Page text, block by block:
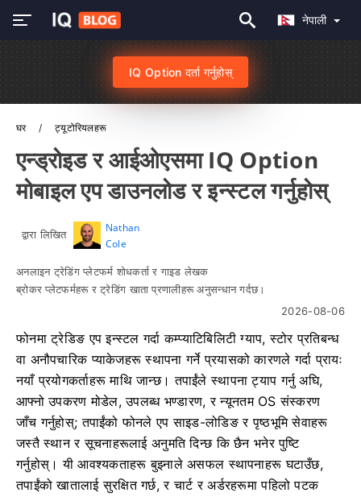
नेपाली
IQ Option दर्ता गर्नुहोस्
घर ट्यूटोरियलहरू
एन्ड्रोइड र आईओएसमा IQ Option
मोबाइल एप डाउनलोड र इन्स्टल गर्नुहोस्
द्वारा लिखित
Nathan
Cole
अनलाइन ट्रेडिंग प्लेटफर्म शोधकर्ता र गाइड लेखक
ब्रोकर प्लेटफर्महरू र ट्रेडिंग खाता प्रणालीहरू अनुसन्धान गर्दछ।
2026-08-06
फोनमा ट्रेडिङ एप इन्स्टल गर्दा कम्प्याटिबिलिटी ग्याप, स्टोर प्रतिबन्ध
वा अनौपचारिक प्याकेजहरू स्थापना गर्ने प्रयासको कारणले गर्दा प्रायः
नयाँ प्रयोगकर्ताहरू माथि जान्छ। तपाईंले स्थापना ट्याप गर्नु अघि,
आफ्नो उपकरण मोडेल, उपलब्ध भण्डारण, र न्यूनतम OS संस्करण
जाँच गर्नुहोस्; तपाईंको फोनले एप साइड-लोडिङ र पृष्ठभूमि सेवाहरू
जस्तै स्थान र सूचनाहरूलाई अनुमति दिन्छ कि छैन भनेर पुष्टि
गर्नुहोस्। यी आवश्यकताहरू बुझ्नाले असफल स्थापनाहरू घटाउँछ,
तपाईंको खातालाई सुरक्षित गर्छ, र चार्ट र अर्डरहरूमा पहिलो पटक